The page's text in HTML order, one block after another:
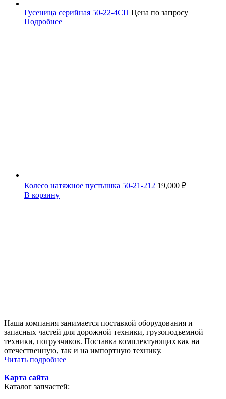
Гусеница серийная 50-22-4СП Цена по запросу
Подробнее
Колесо натяжное пустышка 50-21-212 19,000 ₽
В корзину
Наша компания занимается поставкой оборудования и
запасных частей для дорожной техники, грузоподъемной
техники, погрузчиков. Поставка комплектующих как на
отечественную, так и на импортную технику.
Читать подробнее
Карта сайта
Каталог запчастей: